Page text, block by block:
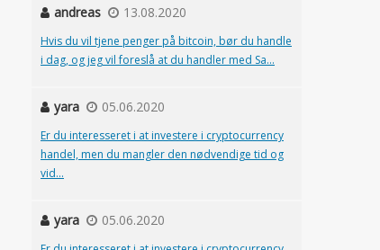
andreas 13.08.2020
Hvis du vil tjene penger på bitcoin, bør du handle
i dag, og jeg vil foreslå at du handler med Sa...
yara 05.06.2020
Er du interesseret i at investere i cryptocurrency
handel, men du mangler den nødvendige tid og
vid...
yara 05.06.2020